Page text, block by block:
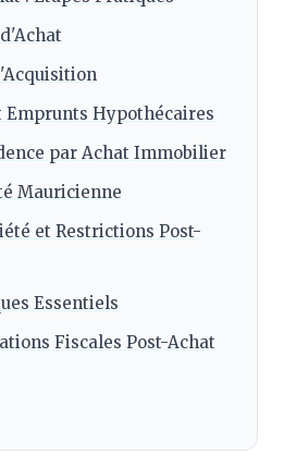
Emprunts Hypothécaires
par Achat Immobilier
Mauricienne
et Restrictions Post-
Essentiels
Fiscales Post-Achat